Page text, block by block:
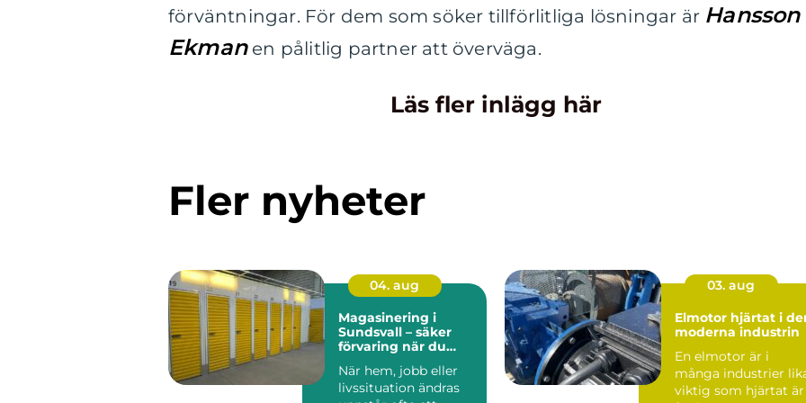
förväntningar. För dem som söker tillförlitliga lösningar är Hansson
Ekmanen pålitlig partner att överväga.
Läs fler inlägg här
Fler nyheter
04. aug
Magasinering i
Sundsvall – säker
förvaring när du
När hem, jobb eller
livssituation ändras
03. aug
Elmotor hjärtat i den
moderna industrin
En elmotor är i
många industrier
viktig som hjärtat är